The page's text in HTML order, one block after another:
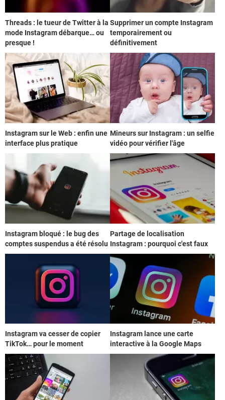
Threads : le tueur de Twitter à la
mode Instagram débarque… ou
presque !
Supprimer un compte Instagram
temporairement ou
définitivement
Instagram sur le Web : enfin une
interface plus pratique
Mineurs sur Instagram : un selfie
vidéo pour vérifier l'âge
Instagram bloqué : le bug des
comptes suspendus a été résolu
Partage de localisation
Instagram : pourquoi c'est faux
Instagram va cesser de copier
TikTok… pour le moment
Instagram lance une carte
interactive à la Google Maps